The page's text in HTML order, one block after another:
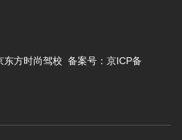
方时尚驾校 备案号： 京ICP备